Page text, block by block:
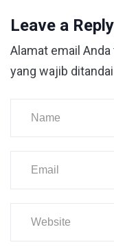
Leave a Reply
Alamat email
yang wajib ditandai